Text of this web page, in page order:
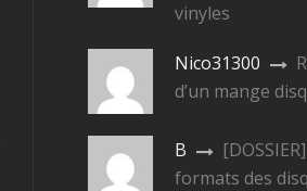
vinyles
Nico31300
d’un mange
B
formats des